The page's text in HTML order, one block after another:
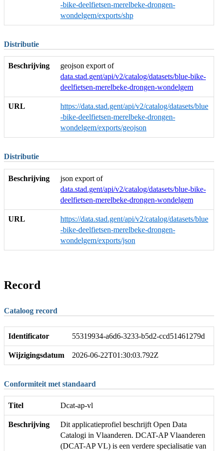
-bike-deelfietsen-merelbeke-drongen-
wondelgem/exports/shp
Distributie
Beschrijving
geojson export of
data.stad.gent/api/v2/catalog/datasets/blue-bike-
deelfietsen-merelbeke-drongen-wondelgem
URL
https://data.stad.gent/api/v2/catalog/datasets/blue
-bike-deelfietsen-merelbeke-drongen-
wondelgem/exports/geojson
Distributie
Beschrijving
json export of
data.stad.gent/api/v2/catalog/datasets/blue-bike-
deelfietsen-merelbeke-drongen-wondelgem
URL
https://data.stad.gent/api/v2/catalog/datasets/blue
-bike-deelfietsen-merelbeke-drongen-
wondelgem/exports/json
Record
Cataloog record
Identificator 55319934-a6d6-3233-b5d2-ccd51461279d
Wijzigingsdatum 2026-06-22T01:30:03.792Z
Conformiteit met standaard
Titel Dcat-ap-vl
Beschrijving
Dit applicatieprofiel beschrijft Open Data
Catalogi in Vlaanderen. DCAT-AP Vlaanderen
(DCAT-AP VL) is een verdere specialisatie van